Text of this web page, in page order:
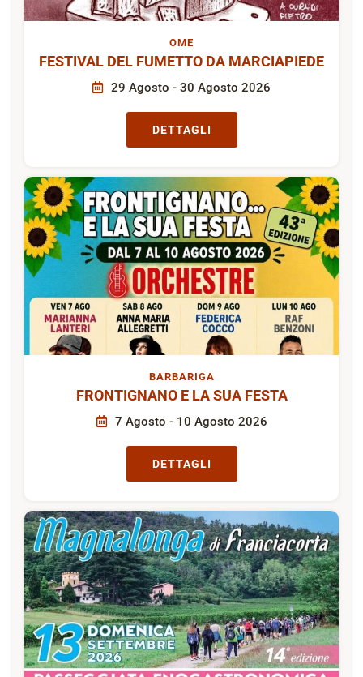
OME
FESTIVAL DEL FUMETTO DA MARCIAPIEDE
29 Agosto - 30 Agosto 2026
DETTAGLI
BARBARIGA
FRONTIGNANO E LA SUA FESTA
7 Agosto - 10 Agosto 2026
DETTAGLI